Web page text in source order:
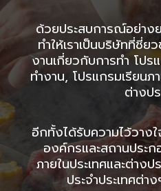
ด้วยประสบการณ์อย่าง
ทำให้เราเป็นบริษัทที่ชี่ย
งานเกี่ยวกับการทำ โป
ทำงาน, โปรแกรมเรียนภ
ต่างป
อีกทั้งได้รับความไว้วาง
องค์กรและสถานประ
ภายในประเทศและต่าง
ประจำประเทศต่า